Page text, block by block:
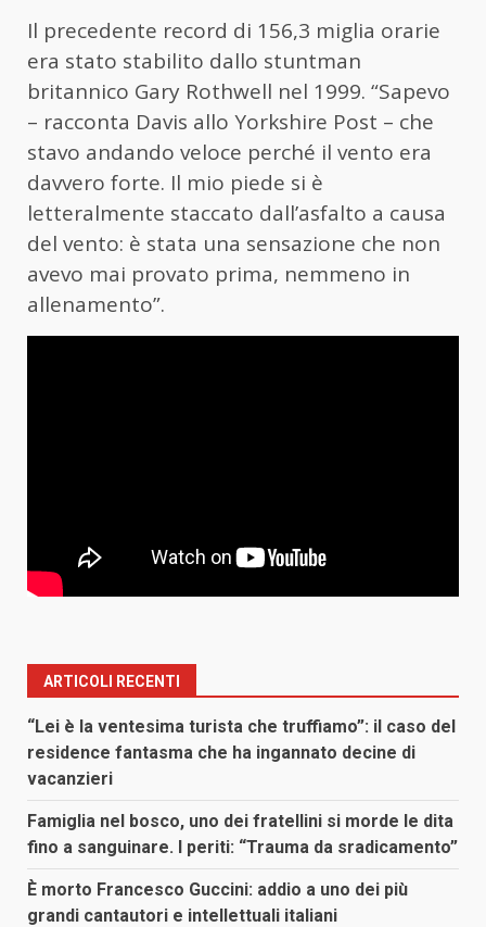
Il precedente record di 156,3 miglia orarie
era stato stabilito dallo stuntman
britannico Gary Rothwell nel 1999. “Sapevo
– racconta Davis allo Yorkshire Post – che
stavo andando veloce perché il vento era
davvero forte. Il mio piede si è
letteralmente staccato dall’asfalto a causa
del vento: è stata una sensazione che non
avevo mai provato prima, nemmeno in
allenamento”.
ARTICOLI RECENTI
“Lei è la ventesima turista che truffiamo”: il caso del
residence fantasma che ha ingannato decine di
vacanzieri
Famiglia nel bosco, uno dei fratellini si morde le dita
fino a sanguinare. I periti: “Trauma da sradicamento”
È morto Francesco Guccini: addio a uno dei più
grandi cantautori e intellettuali italiani